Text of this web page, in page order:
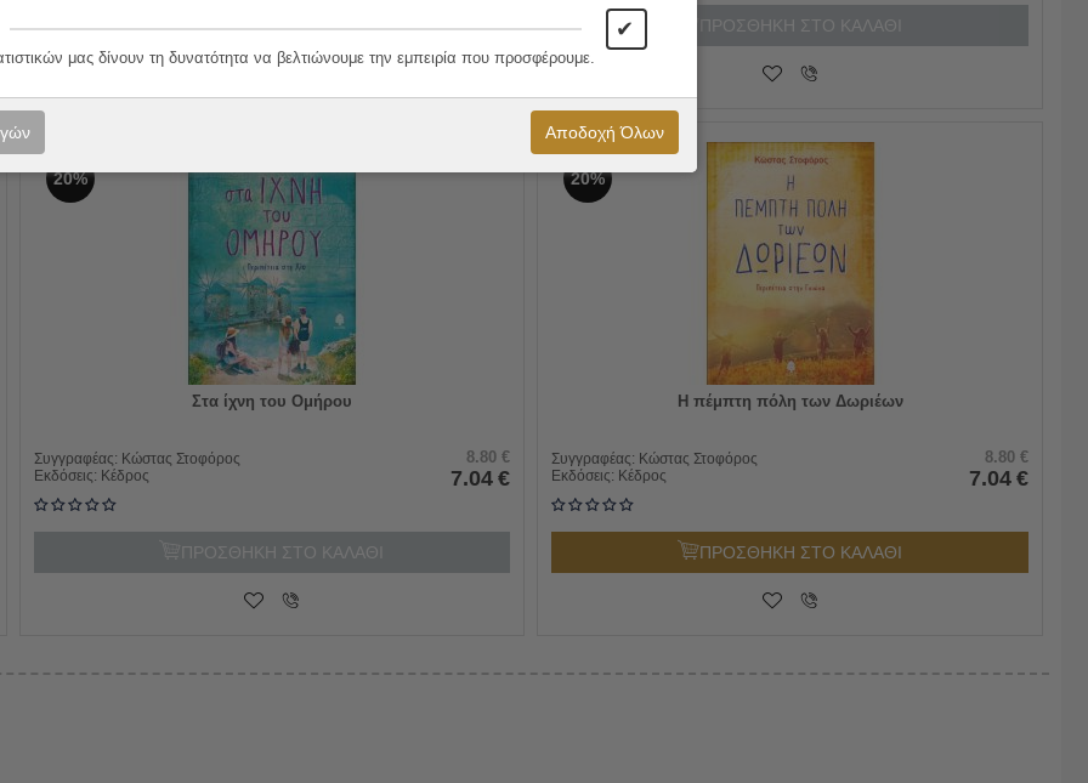
ΠΡΟΣΘΗΚΗ ΣΤΟ ΚΑΛΑΘΙ ΠΡΟΣΘΗΚΗ ΣΤΟ ΚΑΛΑΘΙ
20%
Στα ίχνη του Ομήρου
Συγγραφέας: Κώστας Στοφόρος
Εκδόσεις: Κέδρος
8.80 €
7.04 €
ΠΡΟΣΘΗΚΗ ΣΤΟ ΚΑΛΑΘΙ
20%
Η πέμπτη πόλη των Δωριέων
Συγγραφέας: Κώστας Στοφόρος
Εκδόσεις: Κέδρος
8.80 €
7.04 €
ΠΡΟΣΘΗΚΗ ΣΤΟ ΚΑΛΑΘΙ
✔
μας δίνουν τη δυνατότητα να βελτιώνουμε την εμπειρία που προσφέρουμε.
Αποδοχή Όλων